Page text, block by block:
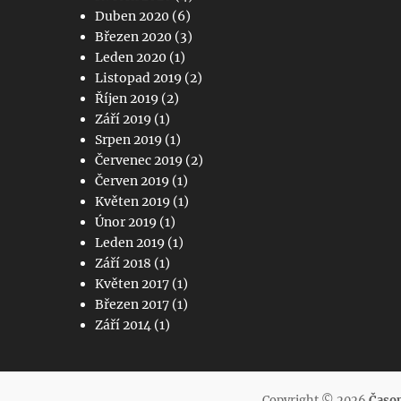
Duben 2020 (6)
Březen 2020 (3)
Leden 2020 (1)
Listopad 2019 (2)
Říjen 2019 (2)
Září 2019 (1)
Srpen 2019 (1)
Červenec 2019 (2)
Červen 2019 (1)
Květen 2019 (1)
Únor 2019 (1)
Leden 2019 (1)
Září 2018 (1)
Květen 2017 (1)
Březen 2017 (1)
Září 2014 (1)